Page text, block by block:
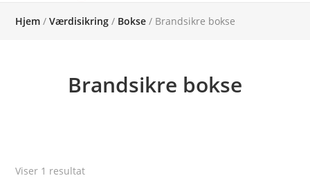
Hjem /Værdisikring / Bokse / Brandsikre bokse
Brandsikre bokse
Viser 1 resultat